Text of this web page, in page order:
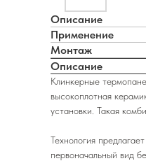
Описание
Применение
Монтаж
Описание
Клинкерные
высокоплотная
установки. Такая
Технология
первоначальный вид